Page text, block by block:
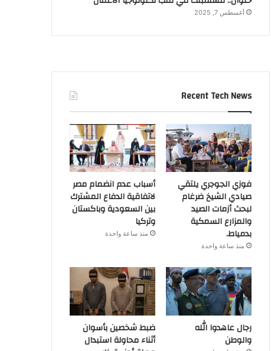
أغسطس 7, 2025
Recent Tech News
فوزي الجوجري يلتقي
صيادي الشيخ ضرغام
لبحث أزمات الصيد
والمزارع السمكية
بدمياط.
منذ ساعة واحدة
أسباب عدم انضمام مصر
لاتفاقية الدفاع المشترك
بين السعودية وباكستان
وتركيا
منذ ساعة واحدة
رجال عاهدوا الله
والوطن
ضبط شخصين بأسوان
أثناء محاولة استبدال